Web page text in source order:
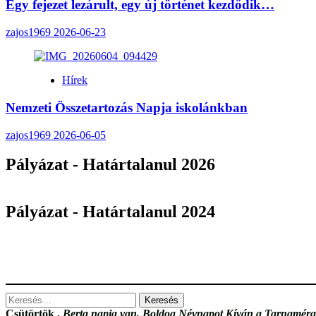
Egy fejezet lezárult, egy új történet kezdődik…
zajos1969 2026-06-23
Hírek
Nemzeti Összetartozás Napja iskolánkban
zajos1969 2026-06-05
Pályázat - Határtalanul 2026
Pályázat - Határtalanul 2024
Keresés:
Csütörtök , Berta napja van, Boldog Névnapot Kíván a